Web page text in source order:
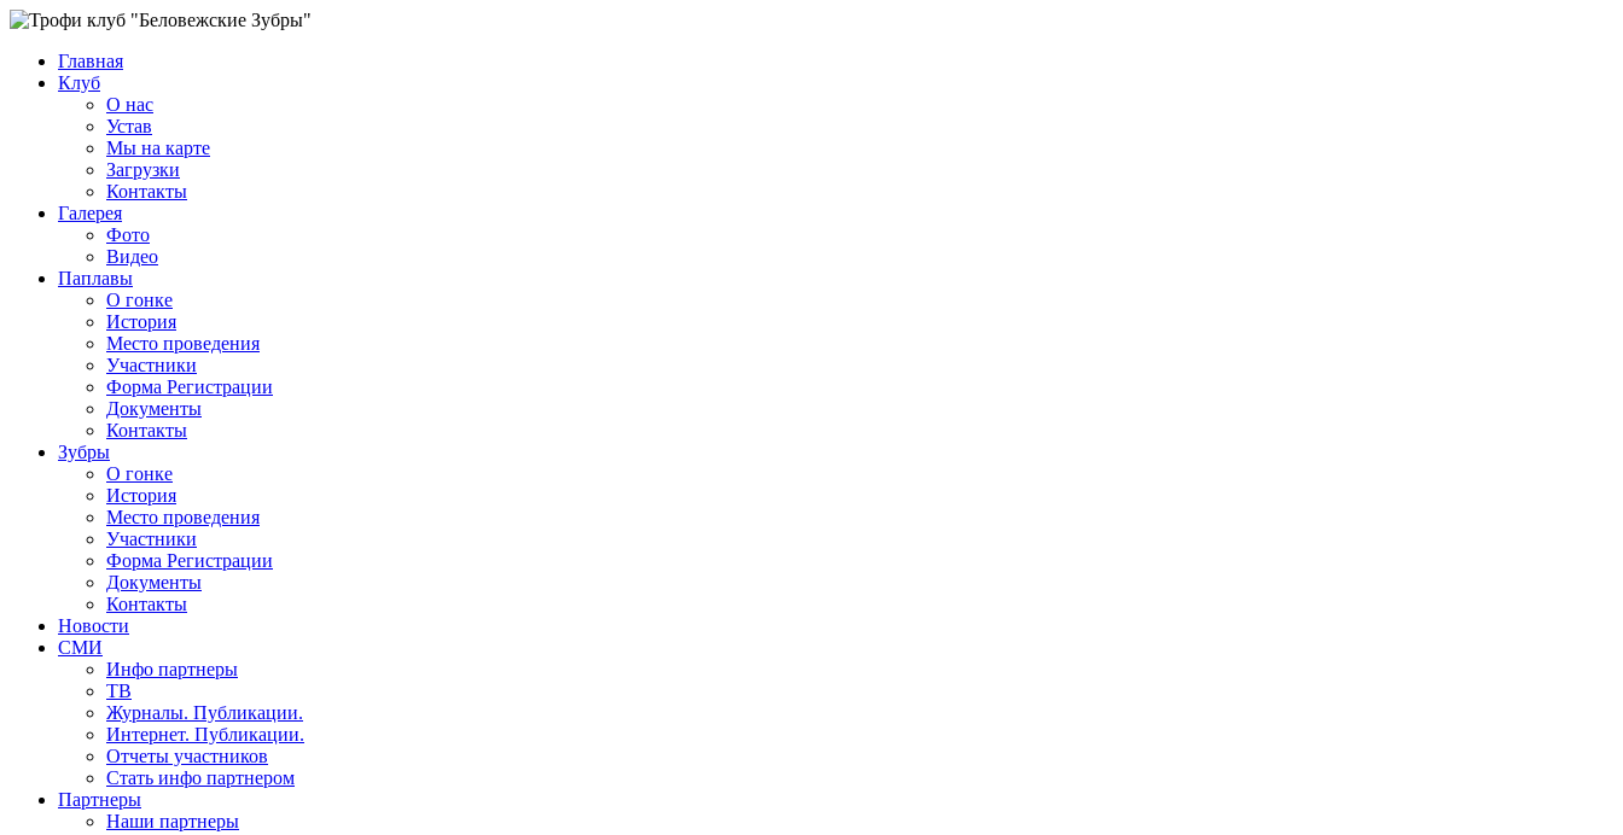
Главная
Клуб
О нас
Устав
Мы на карте
Загрузки
Контакты
Галерея
Фото
Видео
Паплавы
О гонке
История
Место проведения
Участники
Форма Регистрации
Документы
Контакты
Зубры
О гонке
История
Место проведения
Участники
Форма Регистрации
Документы
Контакты
Новости
СМИ
Инфо партнеры
ТВ
Журналы. Публикации.
Интернет. Публикации.
Отчеты участников
Стать инфо партнером
Партнеры
Наши партнеры